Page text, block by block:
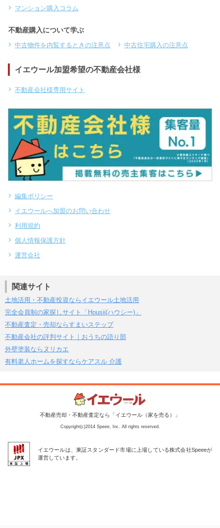
マンション購入コラム
不動産購入について学ぶ
中古物件を内覧するときの注意点 中古住宅購入の注意点
イエウール加盟希望の不動産会社様
不動産会社様専用サイト
編集ポリシー
イエウールへ加盟のお問い合わせ
利用規約
個人情報保護方針
運営会社
関連サイト
土地活用・不動産投資ならイエウール土地活用
完全会員制の家探しサイト「Housii(ハウシー)」
不動産査定・売却ならすまいステップ
不動産会社の評判サイト｜おうちの語り部
外壁塗装ならヌリカエ
有料老人ホームを探すならケアスル 介護
不動産売却・不動産査定なら「イエウール（家を売る）」
Copyright(c)2014 Speee, Inc. All rights reserved.
イエウールは、東証スタンダード市場に上場している株式会社Speeeが
運営しています。